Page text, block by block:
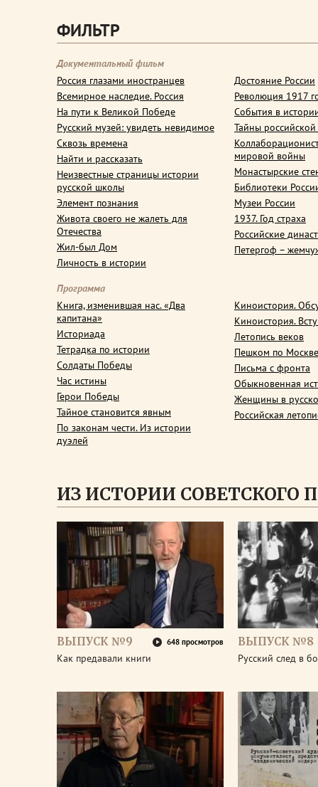
ФИЛЬТР
Документальный фильм
Россия глазами иностранцев
Всемирное наследие. Россия
На пути к Великой Победе
Русский музей: увидеть невидимое
Сквозь времена
Найти и рассказать
Неизвестные страницы истории
русской школы
Элемент познания
Живота своего не жалеть для
Отечества
Жил-был Дом
Личность в истории
Достояние России
Революция 1917
События в
Тайны
мировой войны
Монастырские
Библиотеки
Музеи России
1937. Год страха
Российские
Петергоф –
Программа
Книга, изменившая нас. «Два
капитана»
Историада
Тетрадка по истории
Солдаты Победы
Час истины
Герои Победы
Тайное становится явным
По законам чести. Из истории
дуэлей
Киноистория.
Киноистория.
Летопись веков
Пешком по Москве
Письма с фронта
Обыкновенная
Женщины в
Российская
ИЗ ИСТОРИИ СОВЕТСКОГО
ВЫПУСК №9 648 просмотров
Как предавали книги
ВЫПУСК №8
Русский след в